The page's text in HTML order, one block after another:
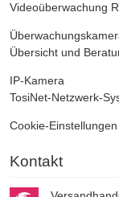
Videoüberwachung
Übersicht und
IP-Kamera
TosiNet-Netzwerk-
Cookie-Einstellungen
Kontakt